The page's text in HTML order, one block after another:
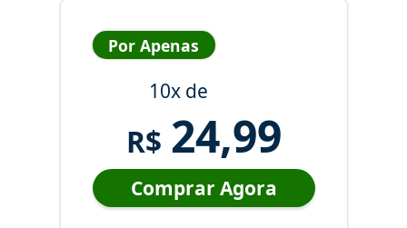
Por Apenas
10x de
R$ 24,99
Comprar Agora